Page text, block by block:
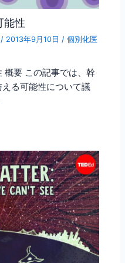
能性
/ 2013年9月10日 /個別化医
概要 この記事では、幹
る可能性について議